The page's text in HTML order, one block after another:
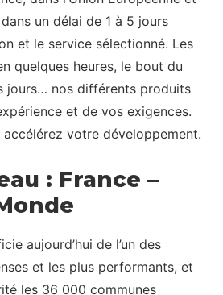
un délai de 1 à 5 jours
et le service sélectionné. Les
quelques heures, le bout du
jours… nos différents produits
et de vos exigences.
accélérez votre développement.
: France –
aujourd’hui de l’un des
et les plus performants, et
les 36 000 communes